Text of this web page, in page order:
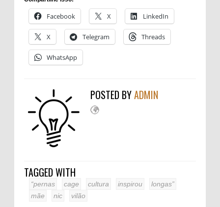
Facebook X LinkedIn
X Telegram Threads
WhatsApp
POSTED BYADMIN
TAGGED WITH
“pernas cage cultura inspirou
longas”
mãe
nic vilão